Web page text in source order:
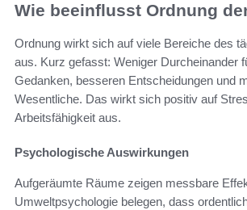
Wie beeinflusst Ordnung
Ordnung wirkt sich auf viele Bereiche des
aus. Kurz gefasst: Weniger Durcheinander
Gedanken, besseren Entscheidungen und
Wesentliche. Das wirkt sich positiv auf
Arbeitsfähigkeit aus.
Psychologische Auswirkungen
Aufgeräumte Räume zeigen messbare
Umweltpsychologie belegen, dass